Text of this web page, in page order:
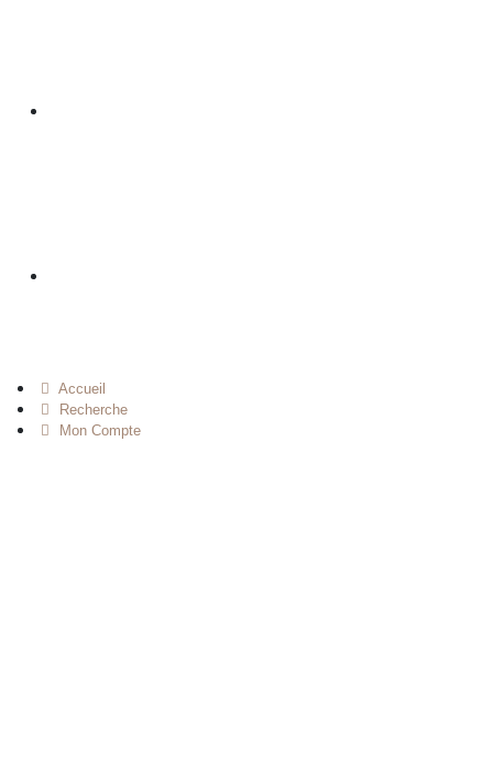
Accueil
Recherche
Mon Compte